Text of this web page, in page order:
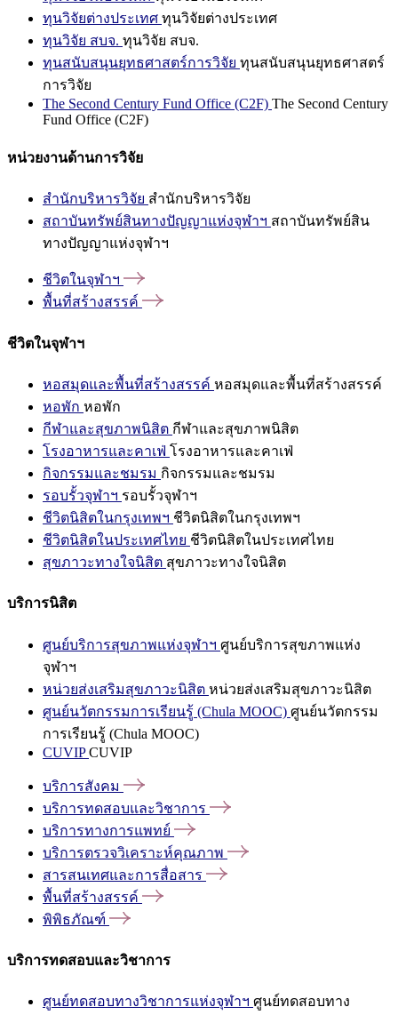
ทุนวิจัยต่างประเทศ ทุนวิจัยต่างประเทศ
ทุนวิจัย สบจ. ทุนวิจัย สบจ.
ทุนสนับสนุนยุทธศาสตร์การวิจัย ทุนสนับสนุนยุทธศาสตร์
การวิจัย
The Second Century Fund Office (C2F) The Second Century
Fund Office (C2F)
หน่วยงานด้านการวิจัย
สำนักบริหารวิจัย สำนักบริหารวิจัย
สถาบันทรัพย์สินทางปัญญาแห่งจุฬาฯ สถาบันทรัพย์สิน
ทางปัญญาแห่งจุฬาฯ
ชีวิตในจุฬาฯ
พื้นที่สร้างสรรค์
ชีวิตในจุฬาฯ
หอสมุดและพื้นที่สร้างสรรค์ หอสมุดและพื้นที่สร้างสรรค์
หอพัก หอพัก
กีฬาและสุขภาพนิสิต กีฬาและสุขภาพนิสิต
โรงอาหารและคาเฟ่ โรงอาหารและคาเฟ่
กิจกรรมและชมรม กิจกรรมและชมรม
รอบรั้วจุฬาฯ รอบรั้วจุฬาฯ
ชีวิตนิสิตในกรุงเทพฯ ชีวิตนิสิตในกรุงเทพฯ
ชีวิตนิสิตในประเทศไทย ชีวิตนิสิตในประเทศไทย
สุขภาวะทางใจนิสิต สุขภาวะทางใจนิสิต
บริการนิสิต
ศูนย์บริการสุขภาพแห่งจุฬาฯ ศูนย์บริการสุขภาพแห่ง
จุฬาฯ
หน่วยส่งเสริมสุขภาวะนิสิต หน่วยส่งเสริมสุขภาวะนิสิต
ศูนย์นวัตกรรมการเรียนรู้ (Chula MOOC) ศูนย์นวัตกรรม
การเรียนรู้ (Chula MOOC)
CUVIPCUVIP
บริการสังคม
บริการทดสอบและวิชาการ
บริการทางการแพทย์
บริการตรวจวิเคราะห์คุณภาพ
สารสนเทศและการสื่อสาร
พื้นที่สร้างสรรค์
พิพิธภัณฑ์
บริการทดสอบและวิชาการ
ศูนย์ทดสอบทางวิชาการแห่งจุฬาฯ ศูนย์ทดสอบทาง